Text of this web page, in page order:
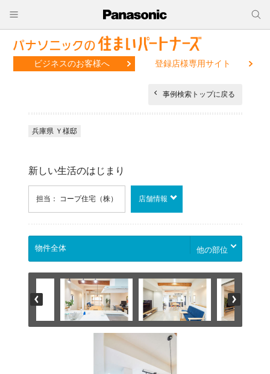
ビジネスのお客様へ 登録店様専用サイト
事例検索トップに戻る
兵庫県 Ｙ様邸
新しい生活のはじまり
担当： コープ住宅（株） 店舗情報
他の部位